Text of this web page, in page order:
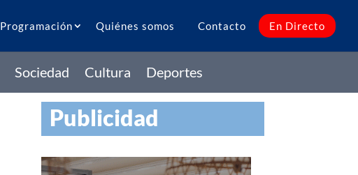
Programación Quiénes somos Contacto En Directo
Sociedad Cultura Deportes
Publicidad